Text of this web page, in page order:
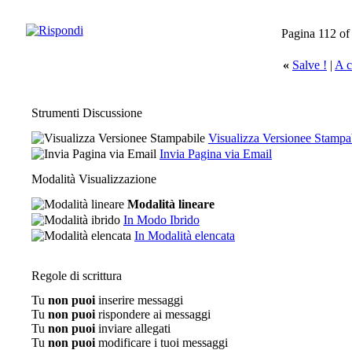
Pagina 112
« Salve ! | A
Strumenti Discussione
Visualizza Versionee
Invia Pagina via Email
Modalità Visualizzazione
Modalità lineare
In Modo Ibrido
In Modalità elencata
Regole di scrittura
Tu non puoi inserire messaggi
Tu non puoi rispondere ai messaggi
Tu non puoi inviare allegati
Tu non puoi modificare i tuoi messaggi